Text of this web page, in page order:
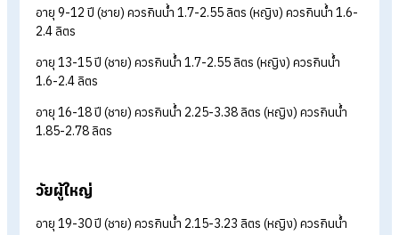
ในปริมาณที่เพียงพอต่อความต้องการของร่างกายหรือเปล่า? ซึ่ง
ร่างกายของแต่ละคนต้องการน้ำไม่เท่ากัน เนื่องจากปริมาณน้ำที่ค
ได้รับต่อวันขึ้นอยู่กับสภาพร่างกายและกิจกรรมที่ทำในแต่ละวันขอ
แต่ละคน ดังนี้
อายุ 1-3 ปี ควรกินน้ำ 1-1.5 ลิตร
อายุ 4-5 ปี ควรกินน้ำ 1.3-1.95 ลิตร